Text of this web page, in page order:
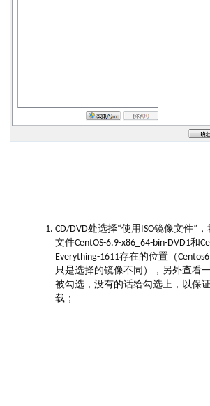
CD/DVD处选择“使用ISO镜像文件”
文件CentOS-6.9-x86_64-bin-DVD1和
Everything-1611存在的位置（
只是选择的镜像不同），另外查看
被勾选，没有的话给勾选上，以保
载；